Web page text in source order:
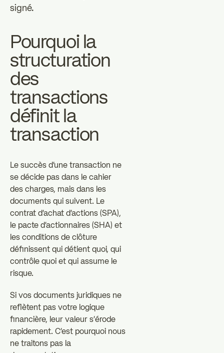
signé.
Pourquoi la
structuration
des
transactions
définit la
transaction
Le succès d'une transaction ne
se décide pas dans le cahier
des charges, mais dans les
documents qui suivent. Le
contrat d'achat d'actions (SPA),
le pacte d'actionnaires (SHA) et
les conditions de clôture
définissent qui détient quoi, qui
contrôle quoi et qui assume le
risque.
Si vos documents juridiques ne
reflètent pas votre logique
financière, leur valeur s'érode
rapidement. C'est pourquoi nous
ne traitons pas la